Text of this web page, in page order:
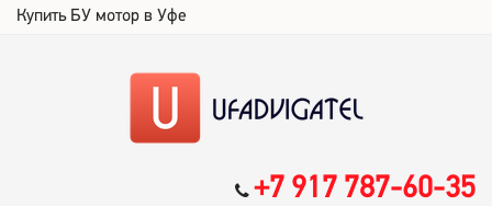
Купить БУ мотор в Уфе
+7 917 787-60-35